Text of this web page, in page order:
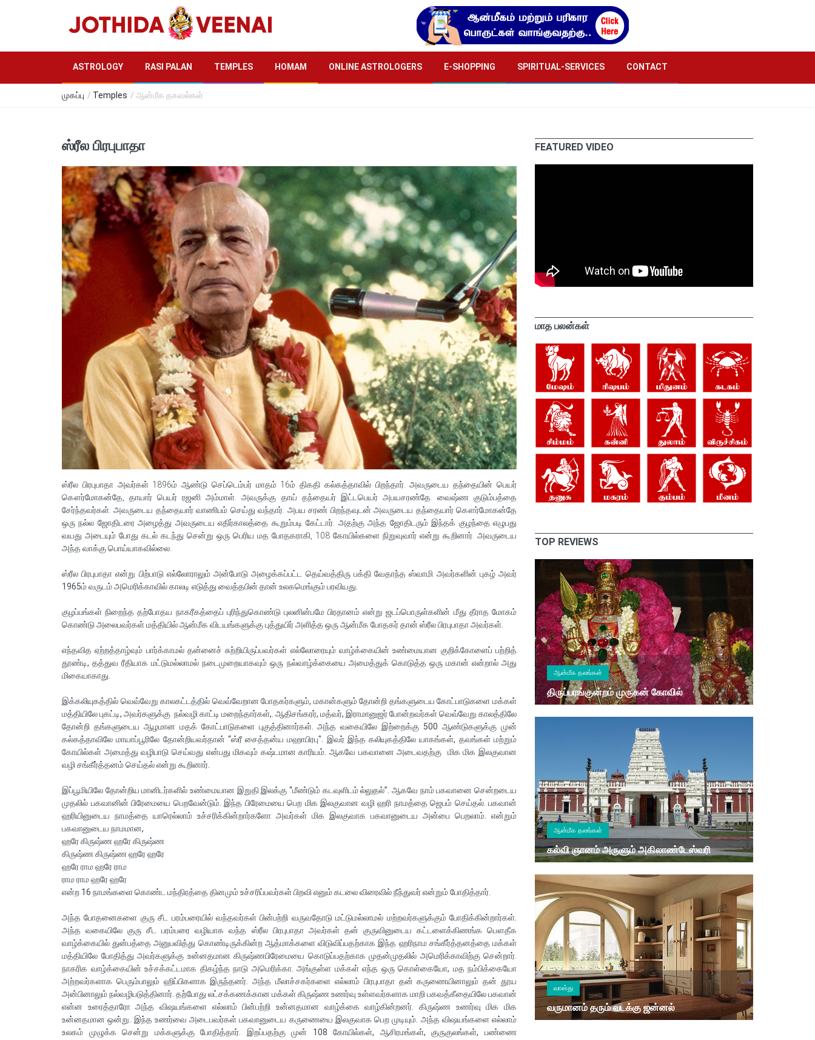
ASTROLOGY RASI PALAN TEMPLES HOMAM ONLINE ASTROLOGERS E-SHOPPING SPIRITUAL-SERVICES CONTACT
முகப்பு / Temples / ஆன்மீக தகவல்கள்
ஸ்ரீல பிரபுபாதா
ஸ்ரீல பிரபுபாதா அவர்கள் 1896ம் ஆண்டு செப்டெம்பர் மாதம் 16ம் திகதி கல்கத்தாவில் பிறந்தார். அவருடைய தந்தையின் பெயர்
கௌர்மோகன்தே, தாயார் பெயர் ரஜனி அம்மாள். அவருக்கு தாய் தந்தையர் இட்டபெயர் அபயசரண்தே. வைஷ்ண குடும்பத்தை
சேர்ந்தவர்கள். அவருடைய தந்தையார் வாணிபம் செய்து வந்தார். அபய சரண் பிறந்தவுடன் அவருடைய தந்தையார் கௌர்மோகன்தே
ஒரு நல்ல ஜோதிடரை அழைத்து அவருடைய எதிர்காலத்தை கூறும்படி கேட்டார். அதற்கு அந்த ஜோதிடரும் இந்தக் குழந்தை எழுபது
வயது அடையும் போது கடல் கடந்து சென்று ஒரு பெரிய மத போதகராகி, 108 கோயில்களை நிறுவுவார் என்று கூறினார். அவருடைய
அந்த வாக்கு பொய்யாகவில்லை.
ஸ்ரீல பிரபுபாதா என்று பிற்பாடு எல்லோராலும் அன்போடு அழைக்கப்பட்ட தெய்வத்திரு பக்தி வேதாந்த ஸ்வாமி அவர்களின் புகழ் அவர்
1965ம் வருடம் அமெரிக்காவில் காலடி எடுத்து வைத்தபின் தான் உலகமெங்கும் பரவியது.
குழப்பங்கள் நிறைந்த தற்போதய நாகரீகத்தைப் புரிந்துகொண்டு புலனின்பமே பிரதானம் என்று ஜடப்பொருள்களின் மீது தீராத மோகம்
கொண்டு அலைபவர்கள் மத்தியில் ஆன்மீக விடயங்களுக்கு புத்துயிர் அளித்த ஒரு ஆன்மீக போதகர் தான் ஸ்ரீல பிரபுபாதா அவர்கள்.
எந்தவித ஏற்றத்தாழ்வும் பார்க்காமல் தன்னைச் சுற்றியிருப்பவர்கள் எல்லோரையும் வாழ்க்கையின் உண்மையான குறிக்கோளைப் பற்றித்
தூண்டி, தத்துவ ரீதியாக மட்டுமல்லாமல் நடைமுறையாகவும் ஒரு நல்வாழ்க்கையை அமைத்துக் கொடுத்த ஒரு மகான் என்றால் அது
மிகையாகாது.
இக்கலியுகத்தில் வெவ்வேறு காலகட்டத்தில் வெவ்வேறான போதகர்களும், மகான்களும் தோன்றி தங்களுடைய கோட்பாடுகளை மக்கள்
மத்தியிலே புகட்டி, அவர்களுக்கு நல்வழி காட்டி மறைந்தார்கள்,. ஆதிசங்கரர், மத்வர், இராமானுஜர் போன்றவர்கள் வெவ்வேறு காலத்திலே
தோன்றி தங்களுடைய ஆழமான மதக் கோட்பாடுகளை புகுத்தினார்கள். அந்த வகையிலே இற்றைக்கு 500 ஆண்டுகளுக்கு முன்
கல்கத்தாவிலே மாயாப்பூரிலே தோன்றியவர்தான் “ஸ்ரீ சைத்தன்ய மஹாபிரபு". இவர் இந்த கலியுகத்திலே யாகங்கள், தவங்கள் மற்றும்
கோயில்கள் அமைத்து வழிபாடு செய்வது என்பது மிகவும் கஷ்டமான காரியம். ஆகவே பகவானை அடைவதற்கு மிக மிக இலகுவான
வழி சங்கீர்த்தனம் செய்தல் என்று கூறினார்.
இப்பூமியிலே தோன்றிய மானிடர்களில் உண்மையான இறுதி இலக்கு “மீண்டும் கடவுளிடம் ல்லுதல்”. ஆகவே நாம் பகவானை சென்றடைய
முதலில் பகவானின் பிரேமையை பெறவேன்டும். இந்த பிரேமையை பெற மிக இலகுவான வழி ஹரி நாமத்தை ஜெபம் செய்தல். பகவான்
ஹரியினுடைய நாமத்தை யாரெல்லாம் உச்சரிக்கின்றார்களோ அவர்கள் மிக இலகுவாக பகவானுடைய அன்பை பெறலாம். என்றும்
பகவானுடைய நாமமான,
ஹரே கிருஷ்ண ஹரே கிருஷ்ண
கிருஷ்ண கிருஷ்ண ஹரே ஹரே
ஹரே ராம ஹரே ராம
ராம ராம ஹரே ஹரே
என்ற 16 நாமங்களை கொண்ட மந்திரத்தை தினமும் உச்சரிப்பவர்கள் பிறவி எனும் கடலை விரைவில் நீந்துவர் என்றும் போதித்தார்.
அந்த போதனைகளை குரு சீட பரம்பரையில் வந்தவர்கள் பின்பற்றி வருவதோடு மட்டுமல்லாமல் மற்றவர்களுக்கும் போதிக்கின்றார்கள்.
அந்த வகையிலே குரு சீட பரம்பரை வழியாக வந்த ஸ்ரீல பிரபுபாதா அவர்கள் தன் குருவினுடைய கட்டளைக்கிணங்க பௌதீக
வாழ்க்கையில் துன்பத்தை அனுபவித்து கொண்டிருக்கின்ற ஆத்மாக்களை விடுவிப்பதற்காக இந்த ஹரிநாம சங்கீர்த்தனத்தை மக்கள்
மத்தியிலே போதித்து அவர்களுக்கு உன்னதமான கிருஷ்ணபிரேமையை கொடுப்பதற்காக முதன்முதலில் அமெரிக்காவிற்கு சென்றார்.
நாகரிக வாழ்க்கையின் உச்சக்கட்டமாக திகழ்ந்த நாடு அமெரிக்கா. அங்குள்ள மக்கள் எந்த ஒரு கொள்கையோ, மத நம்பிக்கையோ
அற்றவர்களாக பெரும்பாலும் ஹிப்பிகளாக இருந்தனர். அந்த மீலாச்சகர்களை எல்லாம் பிரபுபாதா தன் கருணையினாலும் தன் தூய
அன்பினாலும் நல்வழிபடுத்தினார். தற்போது லட்சக்கணக்கான மக்கள் கிருஷ்ண உணர்வு உள்ளவர்களாக மாறி பகவத்கீதையிலே பகவான்
என்ன உரைத்தாரோ அந்த விஷயங்களை எல்லாம் பின்பற்றி உன்னதமான வாழ்க்கை வாழ்கின்றனர். கிருஷ்ண உணர்வு மிக மிக
உன்னதமான ஒன்று. இந்த உணர்வை அடைபவர்கள் பகவானுடைய கருணையை இலகுவாக பெற முடியும். அந்த விஷயங்களை எல்லாம்
உலகம் முழுக்க சென்று மக்களுக்கு போதித்தார். இறப்பதற்கு முன் 108 கோயில்கள், ஆசிரமங்கள், குருகுலங்கள், பண்ணை
FEATURED VIDEO
மாத பலன்கள்
TOP REVIEWS
ஆன்மீக தலங்கள்
திருப்பரங்குன்றம் முருகன் கோவில்
ஆன்மீக தலங்கள்
கல்வி ஞானம் அருளும் அகிலாண்டேஸ்வரி
வாஸ்து
வருமானம் தரும் வடக்கு ஜன்னல்